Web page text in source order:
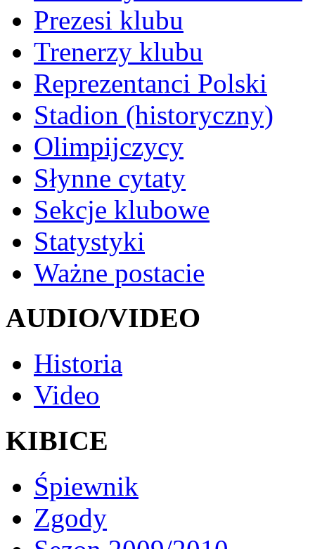
Prezesi klubu
Trenerzy klubu
Reprezentanci Polski
Stadion (historyczny)
Olimpijczycy
Słynne cytaty
Sekcje klubowe
Statystyki
Ważne postacie
AUDIO/VIDEO
Historia
Video
KIBICE
Śpiewnik
Zgody